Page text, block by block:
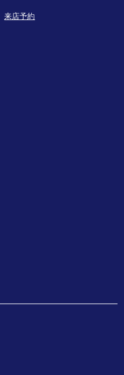
来店予約